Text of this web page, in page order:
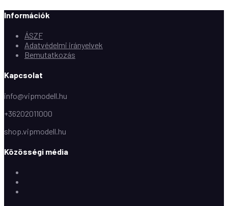
Információk
ÁSZF
Adatvédelmi irányelvek
Bemutatkozás
Kapcsolat
info@vipmodell.hu
+36202011000
shop.vipmodell.hu
Közösségi média